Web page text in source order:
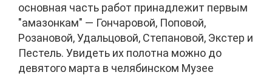
основная часть работ принадлежит первым
"амазонкам" — Гончаровой, Поповой,
Розановой, Удальцовой, Степановой, Экстер и
Пестель. Увидеть их полотна можно до
девятого марта в челябинском Музее